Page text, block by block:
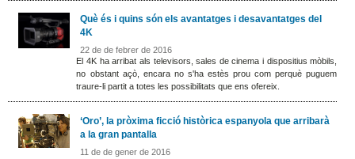
Què és i quins són els avantatges i desavantatges del
4K
22 de de febrer de 2016
El 4K ha arribat als televisors, sales de cinema i dispositius mòbils,
no obstant açò, encara no s'ha estès prou com perquè puguem
traure-li partit a totes les possibilitats que ens ofereix.
‘Oro’, la pròxima ficció històrica espanyola que arribarà
a la gran pantalla
11 de de gener de 2016